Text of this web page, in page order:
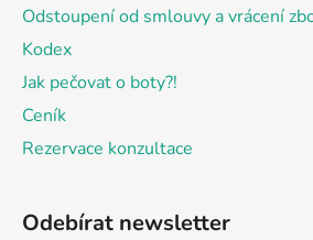
Odstoupení od smlouvy a vrácení
Kodex
Jak pečovat o boty?!
Ceník
Rezervace konzultace
Odebírat newsletter